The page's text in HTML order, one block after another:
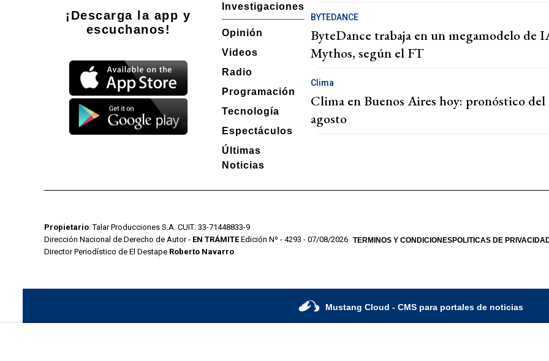
¡Descarga la app y
escuchanos!
Investigaciones
Opinión
Videos
Radio
Programación
Tecnología
Espectáculos
Últimas
Noticias
BYTEDANCE
ByteDance trabaja en un megamodelo de
Mythos, según el FT
Clima
Clima en Buenos Aires hoy: pronóstico
agosto
Propietario: Talar Producciones S.A. CUIT: 33-71448833-9
Dirección Nacional de Derecho de Autor - EN TRÁMITE Edición Nº - 4293 - 07/08/2026
Director Periodístico de El Destape Roberto Navarro
TERMINOS Y CONDICIONESPOLITICAS DE
Mustang Cloud - CMS para portales de noticias